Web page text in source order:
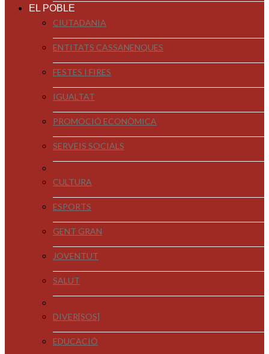
EL POBLE
CIUTADANIA
ENTITATS CASSANENQUES
FESTES I FIRES
IGUALTAT
PROMOCIÓ ECONÒMICA
SERVEIS SOCIALS
CULTURA
ESPORTS
GENT GRAN
JOVENTUT
SALUT
DIVER[SOS]
EDUCACIÓ